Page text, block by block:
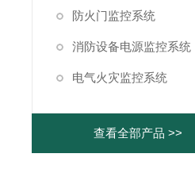
防火门监控系统
消防设备电源监控系统
电气火灾监控系统
查看全部产品 >>